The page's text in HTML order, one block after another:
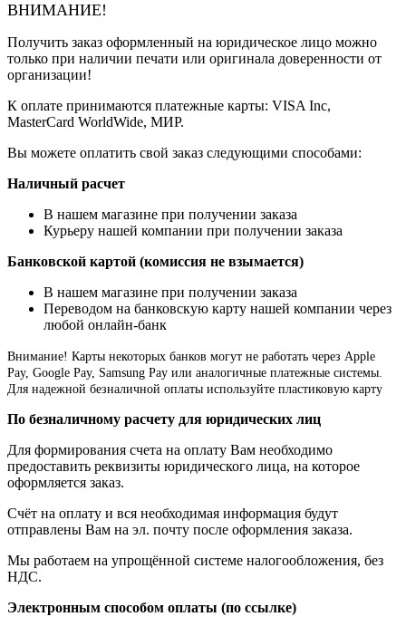
ВНИМАНИЕ!
Получить заказ оформленный на юридическое лицо можно
только при наличии печати или оригинала доверенности от
организации!
К оплате принимаются платежные карты: VISA Inc,
MasterCard WorldWide, МИР.
Вы можете оплатить свой заказ следующими способами:
Наличный расчет
В нашем магазине при получении заказа
Курьеру нашей компании при получении заказа
Банковской картой (комиссия не взымается)
В нашем магазине при получении заказа
Переводом на банковскую карту нашей компании через
любой онлайн-банк
Внимание! Карты некоторых банков могут не работать через Apple
Pay, Google Pay, Samsung Pay или аналогичные платежные системы.
Для надежной безналичной оплаты используйте пластиковую карту
По безналичному расчету для юридических лиц
Для формирования счета на оплату Вам необходимо
предоставить реквизиты юридического лица, на которое
оформляется заказ.
Счёт на оплату и вся необходимая информация будут
отправлены Вам на эл. почту после оформления заказа.
Мы работаем на упрощённой системе налогообложения, без
НДС.
Электронным способом оплаты (по ссылке)